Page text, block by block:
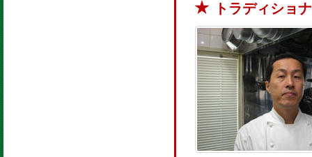
トラディショ